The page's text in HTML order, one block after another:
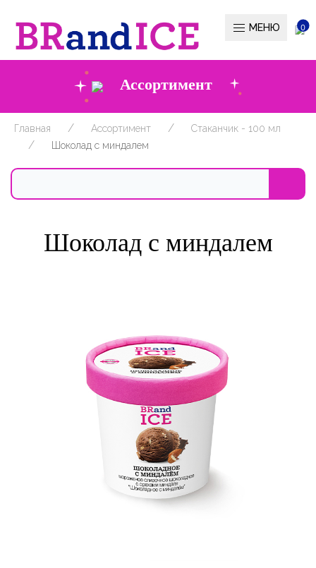
МЕНЮ 0
Ассортимент
Главная Ассортимент
Стаканчик - 100 мл
Шоколад с миндалем
Шоколад с миндалем